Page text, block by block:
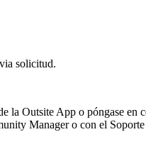
solicitud.
Outsite App o póngase
Manager o con el